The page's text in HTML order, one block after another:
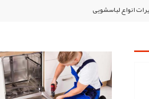
انواع لباسشویی